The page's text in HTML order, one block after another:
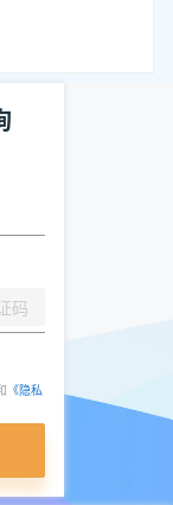
码
《隐私